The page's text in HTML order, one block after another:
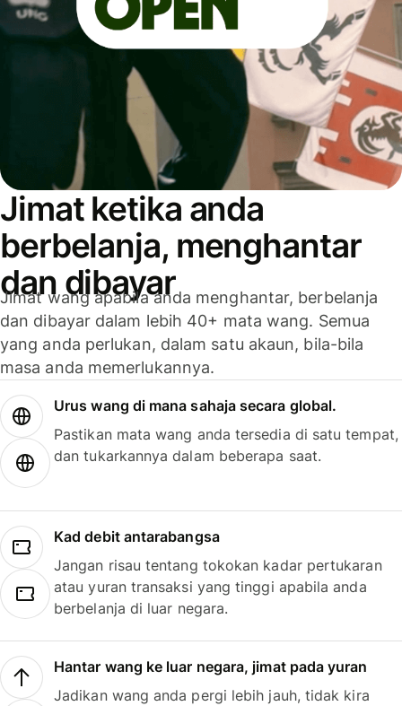
Jimat ketika anda
berbelanja, menghantar
dan dibayar
Jimat wang apabila anda menghantar, berbelanja
dan dibayar dalam lebih 40+ mata wang. Semua
yang anda perlukan, dalam satu akaun, bila-bila
masa anda memerlukannya.
Urus wang di mana sahaja secara global.
Pastikan mata wang anda tersedia di satu tempat,
dan tukarkannya dalam beberapa saat.
Kad debit antarabangsa
Jangan risau tentang tokokan kadar pertukaran
atau yuran transaksi yang tinggi apabila anda
berbelanja di luar negara.
Hantar wang ke luar negara, jimat pada yuran
Jadikan wang anda pergi lebih jauh, tidak kira